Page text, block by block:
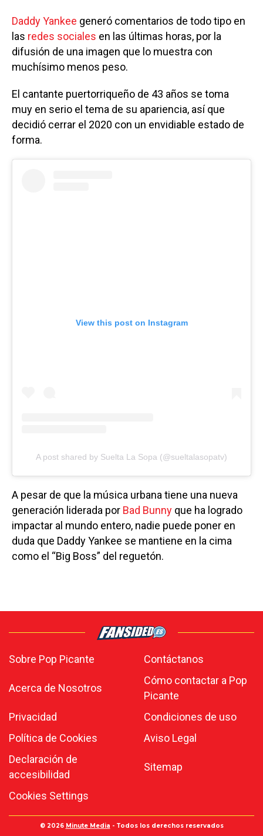
Daddy Yankee generó comentarios de todo tipo en
las redes sociales en las últimas horas, por la
difusión de una imagen que lo muestra con
muchísimo menos peso.
El cantante puertorriqueño de 43 años se toma
muy en serio el tema de su apariencia, así que
decidió cerrar el 2020 con un envidiable estado de
forma.
View this post on Instagram
A post shared by Suelta La Sopa (@sueltalasopatv)
A pesar de que la música urbana tiene una nueva
generación liderada por Bad Bunny que ha logrado
impactar al mundo entero, nadie puede poner en
duda que Daddy Yankee se mantiene en la cima
como el “Big Boss” del reguetón.
Sobre Pop Picante Contáctanos
Acerca de Nosotros
Cómo contactar a Pop
Picante
Privacidad
Condiciones de uso
Política de Cookies
Aviso Legal
Declaración de
accesibilidad
Sitemap
Cookies Settings
© 2026 Minute Media - Todos los derechos reservados